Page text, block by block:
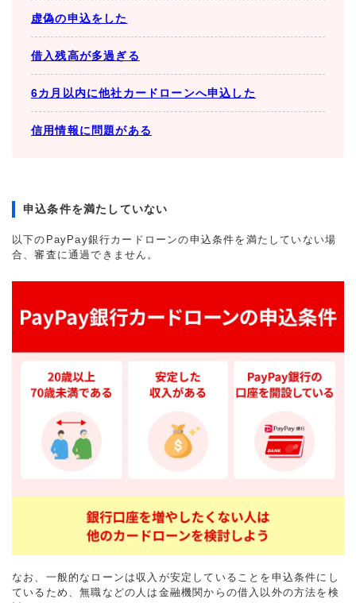
虚偽の申込をした
借入残高が多過ぎる
6カ月以内に他社カードローンへ申込した
信用情報に問題がある
申込条件を満たしていない
以下のPayPay銀行カードローンの申込条件を満たしていない場
合、審査に通過できません。
なお、一般的なローンは収入が安定していることを申込条件にし
ているため、無職などの人は金融機関からの借入以外の方法を検